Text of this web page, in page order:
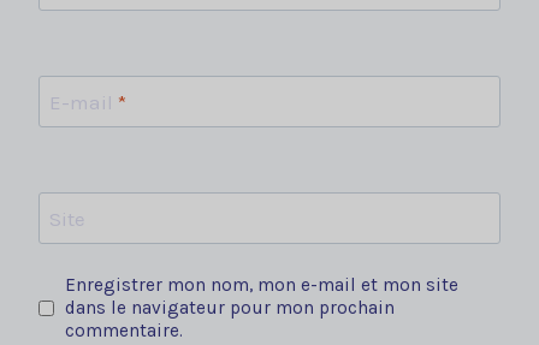
E-mail *
Site
Enregistrer mon nom, mon e-mail et mon site
dans le navigateur pour mon prochain
commentaire.